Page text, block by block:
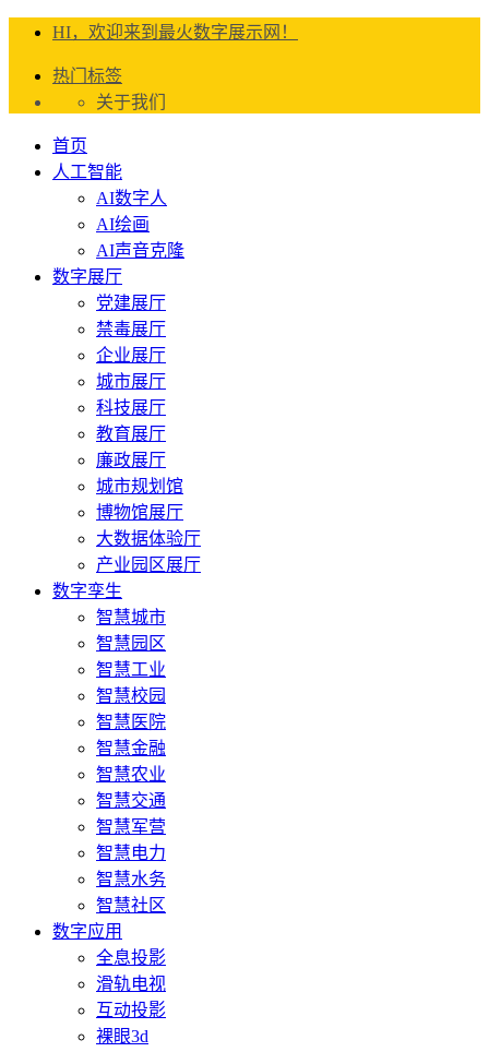
HI，欢迎来到最火数字展示网！
热门标签
关于我们
首页
人工智能
AI数字人
AI绘画
AI声音克隆
数字展厅
党建展厅
禁毒展厅
企业展厅
城市展厅
科技展厅
教育展厅
廉政展厅
城市规划馆
博物馆展厅
大数据体验厅
产业园区展厅
数字孪生
智慧城市
智慧园区
智慧工业
智慧校园
智慧医院
智慧金融
智慧农业
智慧交通
智慧军营
智慧电力
智慧水务
智慧社区
数字应用
全息投影
滑轨电视
互动投影
裸眼3d